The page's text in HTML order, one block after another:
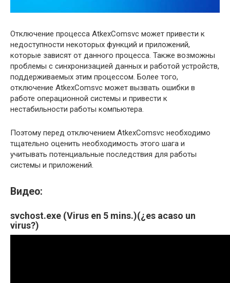
Отключение процесса AtkexComsvc может привести к
недоступности некоторых функций и приложений,
которые зависят от данного процесса. Также возможны
проблемы с синхронизацией данных и работой устройств,
поддерживаемых этим процессом. Более того,
отключение AtkexComsvc может вызвать ошибки в
работе операционной системы и привести к
нестабильности работы компьютера.
Поэтому перед отключением AtkexComsvc необходимо
тщательно оценить необходимость этого шага и
учитывать потенциальные последствия для работы
системы и приложений.
Видео:
svchost.exe (Virus en 5 mins.)(¿es acaso un
virus?)